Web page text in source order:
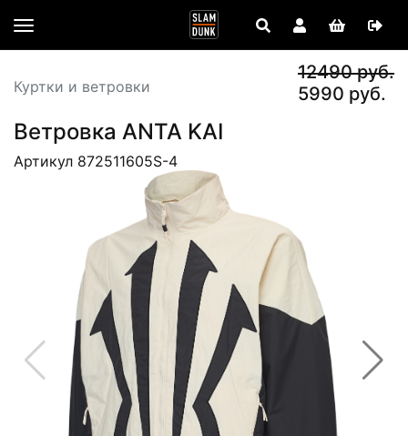
Куртки и ветровки
12490 руб.
5990 руб.
Ветровка ANTA KAI
Артикул 872511605S-4